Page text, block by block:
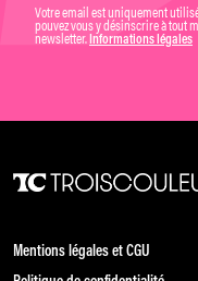
Votre email est uniquement
pouvez vous y désinscrire à tout
newsletter. Informations légales
Mentions légales et CGU